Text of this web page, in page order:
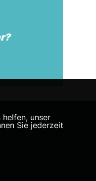
unser
Sie jederzeit